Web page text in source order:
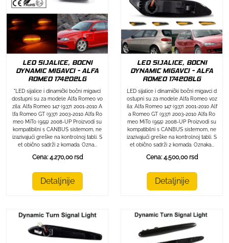
LED SIJALICE, BOCNI
DYNAMIC MIGAVCI - ALFA
ROMEO 174202LG
"LED sijalice i dinamički bočni migavci
dostupni su za modele Alfa Romeo vo
zila: Alfa Romeo 147 (937) 2001-2010 A
lfa Romeo GT (937) 2003-2010 Alfa Ro
meo MiTo (955) 2008-UP Proizvodi su
kompatibilni s CANBUS sistemom, ne
izazivajući greške na kontrolnoj tabli. S
et obično sadrži 2 komada. Ozna...
Cena: 4.270,00 rsd
Detaljnije
LED SIJALICE, BOCNI
DYNAMIC MIGAVCI - ALFA
ROMEO 174206LG
LED sijalice i dinamički bočni migavci d
ostupni su za modele Alfa Romeo voz
ila: Alfa Romeo 147 (937) 2001-2010 Alf
a Romeo GT (937) 2003-2010 Alfa Ro
meo MiTo (955) 2008-UP Proizvodi su
kompatibilni s CANBUS sistemom, ne
izazivajući greške na kontrolnoj tabli. S
et obično sadrži 2 komada. Oznaka...
Cena: 4.500,00 rsd
Detaljnije